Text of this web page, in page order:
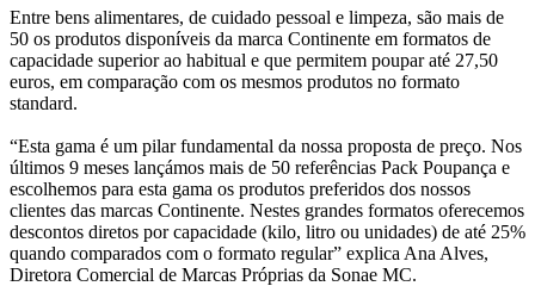
Entre bens alimentares, de cuidado pessoal e limpeza, são mais de
50 os produtos disponíveis da marca Continente em formatos de
capacidade superior ao habitual e que permitem poupar até 27,50
euros, em comparação com os mesmos produtos no formato
standard.
“Esta gama é um pilar fundamental da nossa proposta de preço. Nos
últimos 9 meses lançámos mais de 50 referências Pack Poupança e
escolhemos para esta gama os produtos preferidos dos nossos
clientes das marcas Continente. Nestes grandes formatos oferecemos
descontos diretos por capacidade (kilo, litro ou unidades) de até 25%
quando comparados com o formato regular” explica Ana Alves,
Diretora Comercial de Marcas Próprias da Sonae MC.